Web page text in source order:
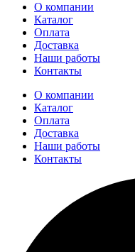
О компании
Каталог
Оплата
Доставка
Наши работы
Контакты
О компании
Каталог
Оплата
Доставка
Наши работы
Контакты